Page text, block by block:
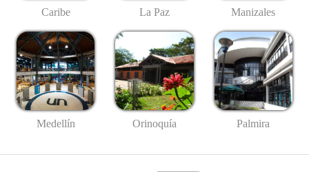
Caribe La Paz Manizales
Medellín Orinoquía Palmira